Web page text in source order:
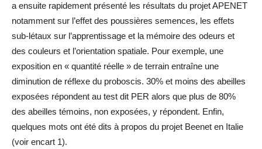
a ensuite rapidement présenté les résultats du projet APENET
notamment sur l’effet des poussières semences, les effets
sub-létaux sur l’apprentissage et la mémoire des odeurs et
des couleurs et l’orientation spatiale. Pour exemple, une
exposition en « quantité réelle » de terrain entraîne une
diminution de réflexe du proboscis. 30% et moins des abeilles
exposées répondent au test dit PER alors que plus de 80%
des abeilles témoins, non exposées, y répondent. Enfin,
quelques mots ont été dits à propos du projet Beenet en Italie
(voir encart 1).